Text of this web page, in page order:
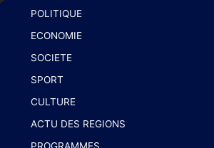
POLITIQUE
ECONOMIE
SOCIETE
SPORT
CULTURE
ACTU DES REGIONS